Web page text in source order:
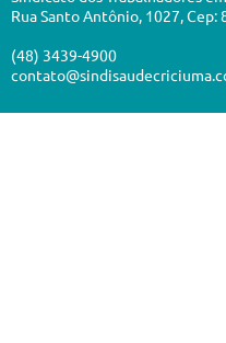
Rua Santo Antônio, 1027,
(48) 3439-4900